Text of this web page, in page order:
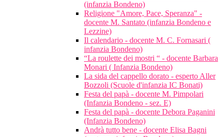
(infanzia Bondeno)
Religione "Amore, Pace, Speranza" -
docente M. Santato (infanzia Bondeno e
Lezzine)
Il calendario - docente M. C. Fornasari (
infanzia Bondeno)
“La roulette dei mostri “ - docente Barbara
Monari ( Infanzia Bondeno)
La sida del cappello dorato - esperto Aller
Bozzoli (Scuole d'infanzia IC Bonati)
Festa del papà - docente M. Pimpolari
(Infanzia Bondeno - sez. E)
Festa del papà - docente Debora Paganini
(Infanzia Bondeno)
Andrà tutto bene - docente Elisa Bagni